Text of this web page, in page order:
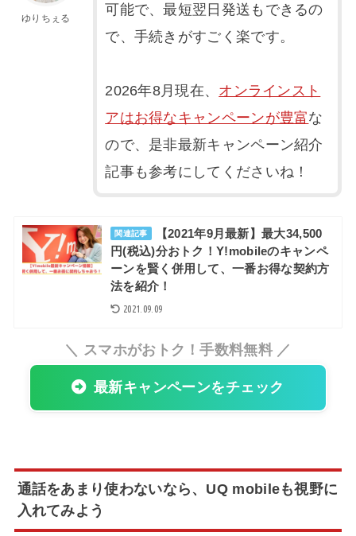
ゆりちぇる
可能で、最短翌日発送もできるの
で、手続きがすごく楽です。
2026年8月現在、 オンラインスト
アはお得なキャンペーンが豊富な
ので、是非最新キャンペーン紹介
記事も参考にしてくださいね！
関連記事
【2021年9月最新】最大34,500
円(税込)分おトク！Y!mobileのキャンペ
ーンを賢く併用して、一番お得な契約方
法を紹介！
2021.09.09
＼ スマホがおトク！手数料無料 ／
最新キャンペーンをチェック
通話をあまり使わないなら、UQ mobileも視野に
入れてみよう